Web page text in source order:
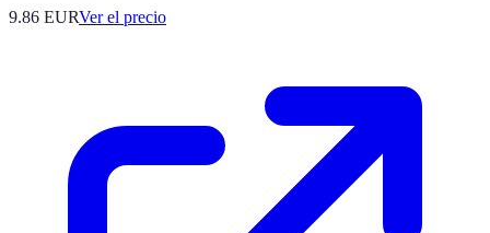
9.86 EURVer el precio